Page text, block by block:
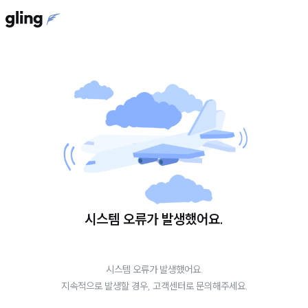
시스템 오류가 발생했어요.
시스템 오류가 발생했어요.
지속적으로 발생할 경우, 고객센터로 문의해주세요.